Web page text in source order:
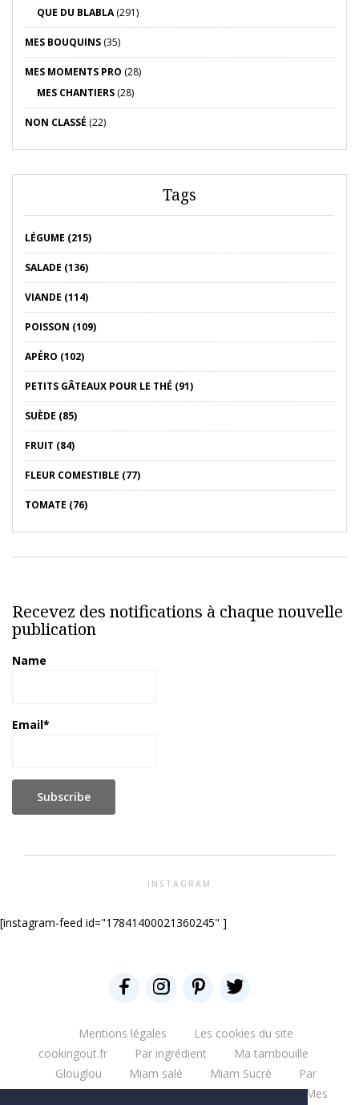
QUE DU BLABLA(291)
MES BOUQUINS (35)
MES MOMENTS PRO (28)
MES CHANTIERS (28)
NON CLASSÉ (22)
Tags
LÉGUME (215)
SALADE (136)
VIANDE (114)
POISSON (109)
APÉRO (102)
PETITS GÂTEAUX POUR LE THÉ (91)
SUÈDE (85)
FRUIT (84)
FLEUR COMESTIBLE (77)
TOMATE (76)
Recevez des notifications à chaque nouvelle
publication
Name
Email*
INSTAGRAM
[instagram-feed id="17841400021360245" ]
Mentions légales
Les cookies du site
cookingout.fr
Par ingrédient
Ma tambouille
Glouglou
Miam salé Miam Sucré
Par
ingrédient
Mes aventures Bonne table Mes